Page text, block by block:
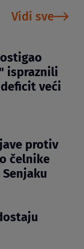
Vidi sve
ispraznili
veći
protiv
čelnike